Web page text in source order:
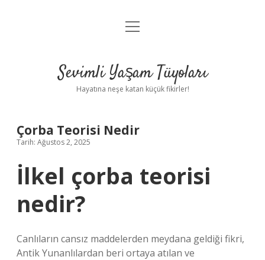
Anasayfa
Yasal Uyarı
menüyü
Sevimli Yaşam Tüyoları
Hayatına neşe katan küçük fikirler!
Çorba Teorisi Nedir
Tarih: Ağustos 2, 2025
İlkel çorba teorisi
nedir?
Canlıların cansız maddelerden meydana geldiği fikri,
Antik Yunanlılardan beri ortaya atılan ve